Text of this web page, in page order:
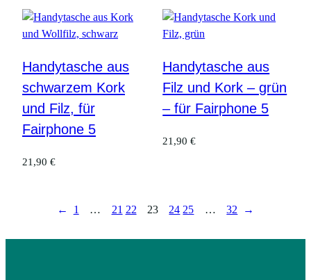
Handytasche aus
schwarzem Kork
und Filz, für
Fairphone 5
21,90 €
Handytasche aus
Filz und Kork – grün
– für Fairphone 5
21,90€
← 1 … 21 22 23 24 25 … 32 →